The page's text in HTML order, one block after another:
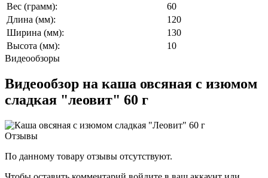
Вес (грамм):
60
Длина (мм):
120
Ширина (мм):
130
Высота (мм):
10
Видеообзоры
Видеообзор на каша овсяная с изюмом
сладкая "леовит" 60 г
Отзывы
По данному товару отзывы отсутствуют.